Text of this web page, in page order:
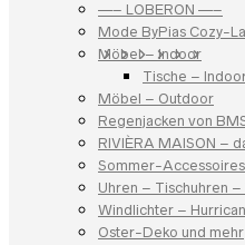
—– LOBERON —–
Mode ByPias Cozy-
Möbel – Indoor
Tische –
Möbel – Outdoor
Regenjacken von
RIVIÈRA MAISON –
Sommer-Accessoires
Uhren – Tischuhren –
Windlichter –
Oster-Deko und mehr